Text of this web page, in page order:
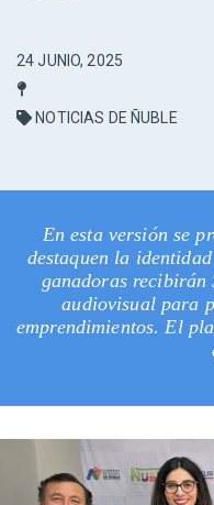
24 JUNIO, 2025
NOTICIAS DE ÑUBLE
En esta versión se
destaquen la
ganadoras recibirán
audiovisual para
emprendimientos. El